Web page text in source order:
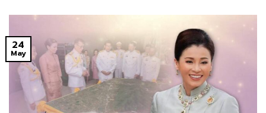
24
May